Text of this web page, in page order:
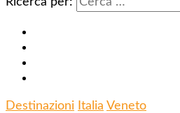
Destinazioni Italia Veneto